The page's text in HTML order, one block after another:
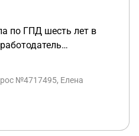
по ГПД шесть лет в
запись. Через два
отпускных за этот
подать иск на
и выплаты за
№4717495, Елена